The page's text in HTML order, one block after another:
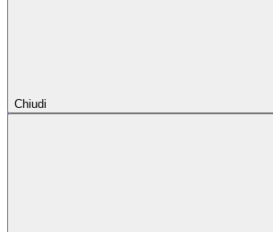
Chiudi